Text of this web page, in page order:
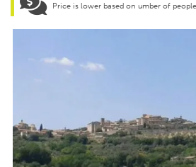
Price is lower based on umber of people